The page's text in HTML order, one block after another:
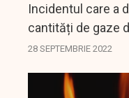
Incidentul care a
cantități de gaze
coincide în mod
Danemarca...
28 SEPTEMBRIE 2022